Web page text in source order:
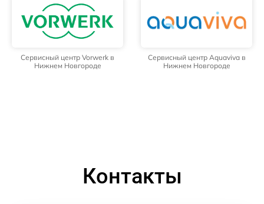
Сервисный центр Vorwerk в
Нижнем Новгороде
Сервисный центр Aquaviva в
Нижнем Новгороде
Контакты